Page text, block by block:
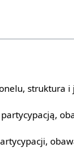
struktura i